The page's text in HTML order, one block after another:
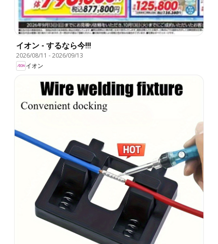
イオン - するなら今!!!
2026/08/11 -2026/09/13
イオン